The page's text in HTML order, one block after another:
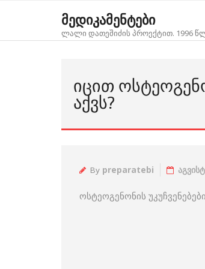
მედიკამენტები
ლალი დათეშიძის პროექტით. 1996
ᲘᲪᲘᲗ
ᲐᲥᲕᲡ?
By preparatebi
ოსტეოგენონის